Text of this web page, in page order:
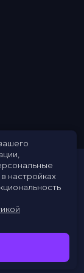
настройках